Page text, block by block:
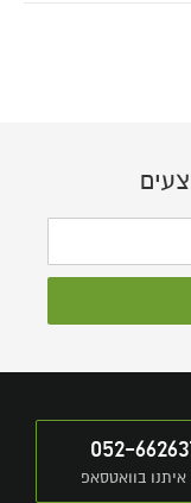
052-
איתנו בוואטסאפ